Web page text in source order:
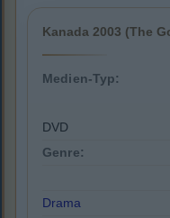
Kanada 2003 (The
Medien-Typ:
DVD
Genre:
Drama